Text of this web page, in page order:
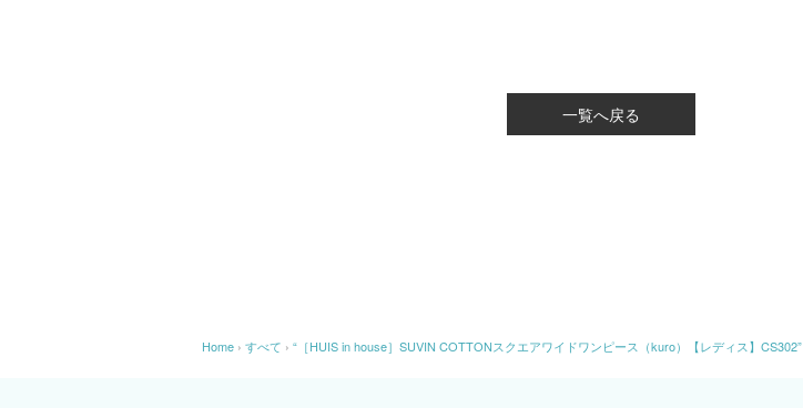
一覧へ戻る
Home › すべて › “［HUIS in house］SUVIN COTTONスクエアワイドワンピース（kuro）【レディス】CS302”